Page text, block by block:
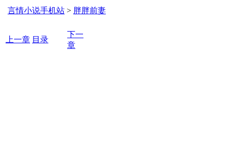
言情小说手机站 > 胖胖前妻
上一章 目录
下一
章